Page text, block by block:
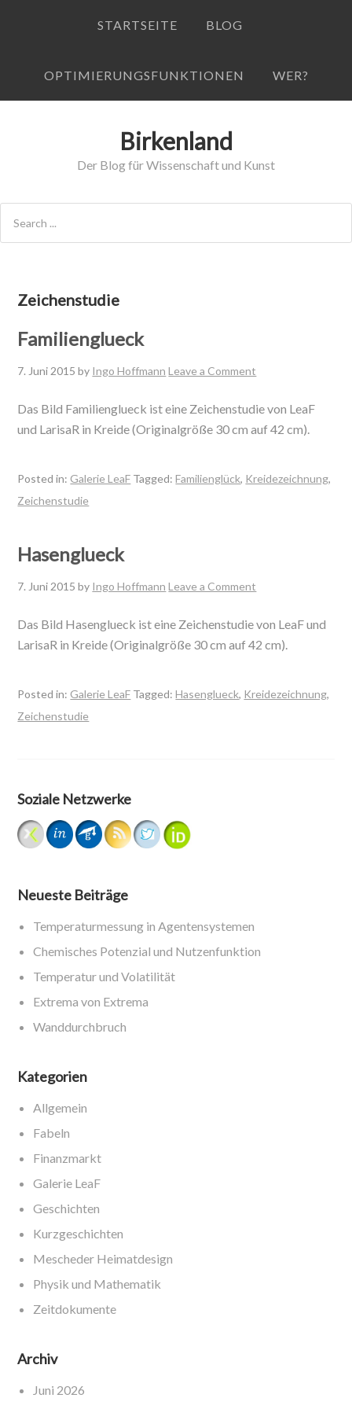
STARTSEITE BLOG
OPTIMIERUNGSFUNKTIONEN WER?
Birkenland
Der Blog für Wissenschaft und Kunst
Zeichenstudie
Familienglueck
7. Juni 2015 by Ingo Hoffmann Leave a Comment
Das Bild Familienglueck ist eine Zeichenstudie von LeaF
und LarisaR in Kreide (Originalgröße 30 cm auf 42 cm).
Posted in: Galerie LeaF Tagged:Familienglück, Kreidezeichnung,
Zeichenstudie
Hasenglueck
7. Juni 2015 by Ingo Hoffmann Leave a Comment
Das Bild Hasenglueck ist eine Zeichenstudie von LeaF und
LarisaR in Kreide (Originalgröße 30 cm auf 42 cm).
Posted in: Galerie LeaF Tagged:Hasenglueck, Kreidezeichnung,
Zeichenstudie
Soziale Netzwerke
Neueste Beiträge
Temperaturmessung in Agentensystemen
Chemisches Potenzial und Nutzenfunktion
Temperatur und Volatilität
Extrema von Extrema
Wanddurchbruch
Kategorien
Allgemein
Fabeln
Finanzmarkt
Galerie LeaF
Geschichten
Kurzgeschichten
Mescheder Heimatdesign
Physik und Mathematik
Zeitdokumente
Archiv
Juni 2026